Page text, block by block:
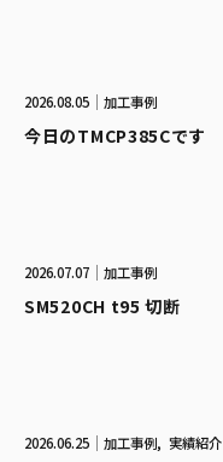
2026.08.05 加工事例
今日のTMCP385Cです
2026.07.07 加工事例
SM520CH t95 切断
2026.06.25 加工事例 実績紹介